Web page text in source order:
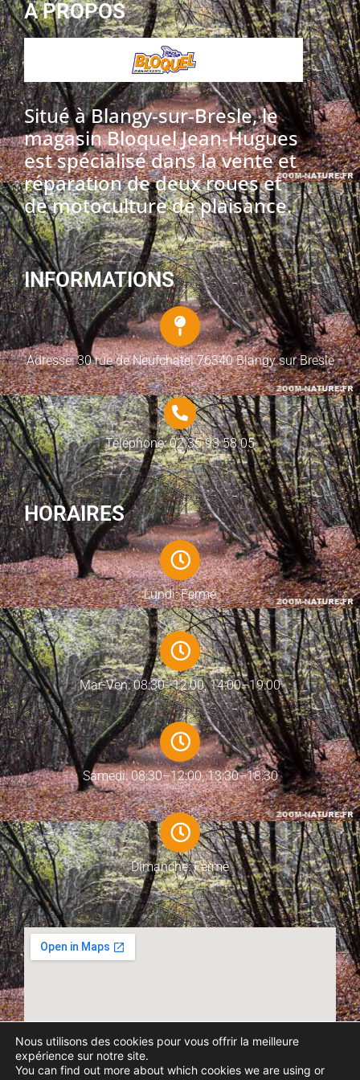
A PROPOS
Situé à Blangy-sur-Bresle, le
magasin Bloquel Jean-Hugues
est spécialisé dans la vente et
réparation de deux roues et
de motoculture de plaisance.
INFORMATIONS
Adresse: 30 rue de Neufchatel 76340 Blangy sur Bresle
Téléphone: 02 35 93 58 05
HORAIRES
Lundi: Fermé
Mar-Ven: 08:30–12:00, 14:00–19:00
Samedi: 08:30–12:00, 13:30–18:30
Dimanche: Fermé
Nous utilisons des cookies pour vous offrir la meilleure
expérience sur notre site.
You can find out more about which cookies we are using or